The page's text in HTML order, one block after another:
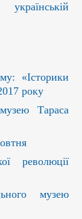
«Історики
року
Тараса
революції
музею